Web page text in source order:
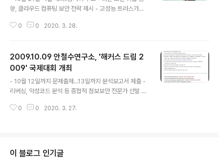
향, 클라우드 컴퓨팅 보안 전략 제시 - 고성능 트러스가드
업인 안철수연구소(대표 김홍선 www.ahnlab.com)는
해 무료 세미나인 를 개최합니다. 이는 올해 5~6월 부산을
시작으로 대전, 대구, 광주, 전주까지 5대 지역 도시에서 개
최한 데 이어 서울에서 막을 내리는 대장정이라 할 수 있습
니다. 이번 세미나에서 김홍선 대표는 통합보안 관제 서비
스 및 미래 지향 통합보안 전략으로 클라우드 컴퓨팅 보안
서비스 전략(ACCESS)을 발표할 예정이며, 보안사업본부
0 0 2020. 3. 28.
2009.10.09 안철수연구소, '해커스 드림 2
009' 국제대회 개최
- 10월 12일까지 문제출제...13일까지 분석보고서 제출 -
리버싱, 악성코드 분석 등 종합적 정보보안 전문가 선발 -
해커들의 최고 분석 기술을 가리는 해킹대회가 열린다. 글
'해커스 드림 (Hackers’ Dream) 2009'를 개최한다고
0 0 2020. 3. 27.
이 블로그 인기글